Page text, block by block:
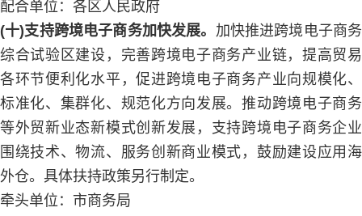
配合单位：各区人民政府
(十)支持跨境电子商务加快发展。 加快推进跨境电子商务
综合试验区建设，完善跨境电子商务产业链，提高贸易
各环节便利化水平，促进跨境电子商务产业向规模化、
标准化、集群化、规范化方向发展。推动跨境电子商务
等外贸新业态新模式创新发展，支持跨境电子商务企业
围绕技术、物流、服务创新商业模式，鼓励建设应用海
外仓。具体扶持政策另行制定。
牵头单位：市商务局